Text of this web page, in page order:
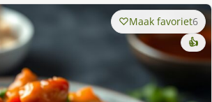
Maak favoriet6
👍